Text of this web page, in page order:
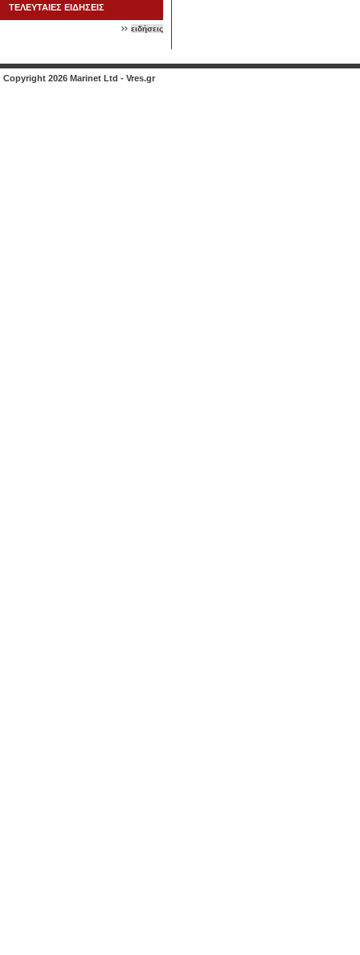
ΤΕΛΕΥΤΑΙΕΣ ΕΙΔΗΣΕΙΣ
ειδήσεις
Copyright 2026 Marinet Ltd - Vres.gr